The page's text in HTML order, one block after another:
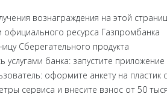
вознаграждения на этой
официального ресурса Газпромбанка
Сберегательного продукта
услугами банка: запустите
оформите анкету на пластик
сервиса и внесите взнос от 50